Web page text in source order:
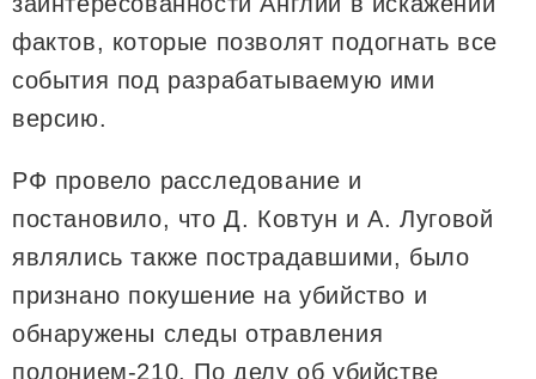
фактов, которые позволят подогнать все
события под разрабатываемую ими
версию.
РФ провело расследование и
постановило, что Д. Ковтун и А. Луговой
являлись также пострадавшими, было
признано покушение на убийство и
обнаружены следы отравления
полонием-210. По делу об убийстве